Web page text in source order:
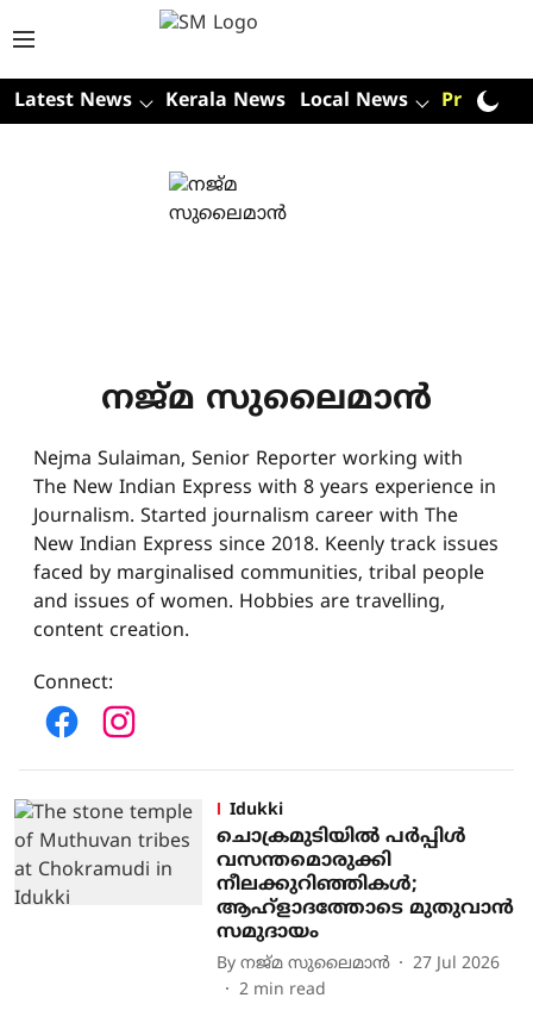
Latest News Kerala News Local News Premium
നജ്മ സുലൈമാന്‍
Nejma Sulaiman, Senior Reporter working with
The New Indian Express with 8 years experience in
Journalism. Started journalism career with The
New Indian Express since 2018. Keenly track issues
faced by marginalised communities, tribal people
and issues of women. Hobbies are travelling,
content creation.
Connect:
Idukki
ചൊക്രമുടിയിൽ പർപ്പിൾ
വസന്തമൊരുക്കി
നീലക്കുറിഞ്ഞികൾ;
ആഹ്ളാദത്തോടെ മുതുവാൻ
സമുദായം
By നജ്മ സുലൈമാന്‍
27 Jul 2026
2 min read